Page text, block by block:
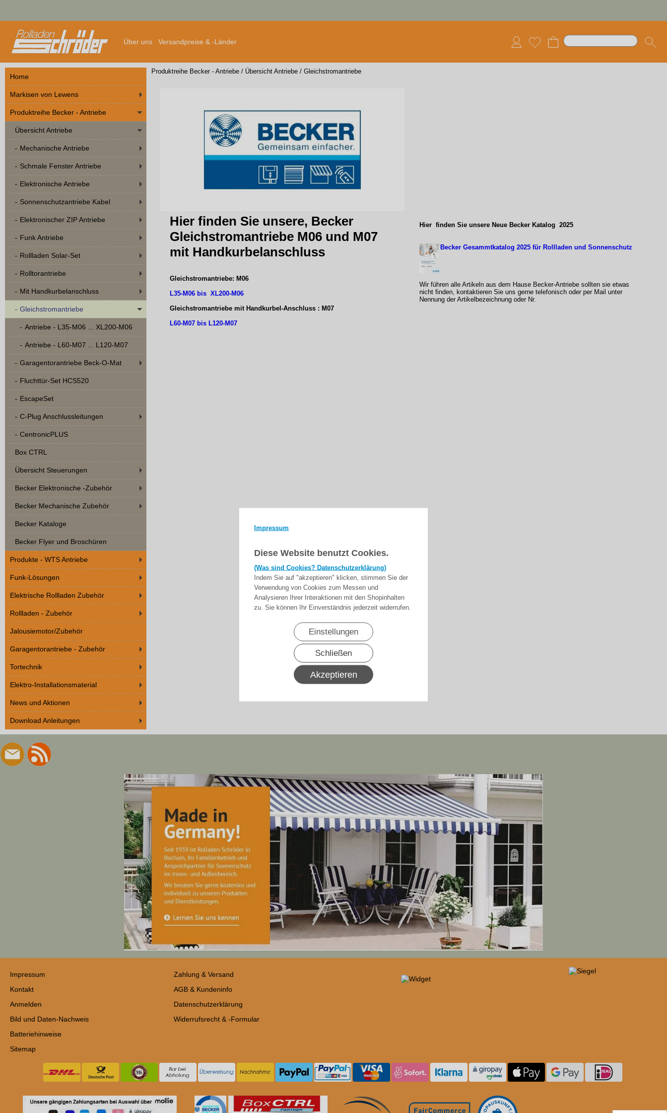
Impressum
Diese Website benutzt Cookies.
(Was sind Cookies? Datenschutzerklärung)
Indem Sie auf "akzeptieren" klicken, stimmen Sie der
Verwendung von Cookies zum Messen und
Analysieren Ihrer Interaktionen mit den Shopinhalten
zu. Sie können Ihr Einverständnis jederzeit widerrufen.
Einstellungen
Schließen
Akzeptieren
Über uns Versandpreise & -Länder
Home
Markisen von Lewens
Produktreihe Becker - Antriebe
Übersicht Antriebe
Mechanische Antriebe
Schmale Fenster Antriebe
Elektronische Antriebe
Sonnenschutzantriebe Kabel
Elektronischer ZIP Antriebe
Funk Antriebe
Rollladen Solar-Set
Rolltorantriebe
Mit Handkurbelanschluss
Gleichstromantriebe
Antriebe - L35-M06 ... XL200-M06
Antriebe - L60-M07 ... L120-M07
Garagentorantriebe Beck-O-Mat
Fluchttür-Set HCS520
EscapeSet
C-Plug Anschlussleitungen
CentronicPLUS
Box CTRL
Übersicht Steuerungen
Becker Elektronische -Zubehör
Becker Mechanische Zubehör
Becker Kataloge
Becker Flyer und Broschüren
Produkte - WTS Antriebe
Funk-Lösungen
Elektrische Rollladen Zubehör
Rollladen - Zubehör
Jalousiemotor/Zubehör
Garagentorantriebe - Zubehör
Tortechnik
Elektro-Installationsmaterial
News und Aktionen
Download Anleitungen
Produktreihe Becker - Antriebe / Übersicht Antriebe / Gleichstromantriebe
Hier finden Sie unsere, Becker
Gleichstromantriebe M06 und M07
mit Handkurbelanschluss
Gleichstromantriebe: M06
L35-M06 bis XL200-M06
Gleichstromantriebe mit Handkurbel-Anschluss : M07
L60-M07 bis L120-M07
Hier finden Sie unsere Neue Becker Katalog 2025
Becker Gesammtkatalog 2025 für Rollladen und Sonnenschutz
Wir führen alle Artikeln aus dem Hause Becker-Antriebe sollten sie etwas
nicht finden, kontaktieren Sie uns gerne telefonisch oder per Mail unter
Nennung der Artikelbezeichnung oder Nr.
Impressum
Kontakt
Anmelden
Bild und Daten-Nachweis
Batteriehinweise
Sitemap
Zahlung & Versand
AGB & Kundeninfo
Datenschutzerklärung
Widerrufsrecht & -Formular